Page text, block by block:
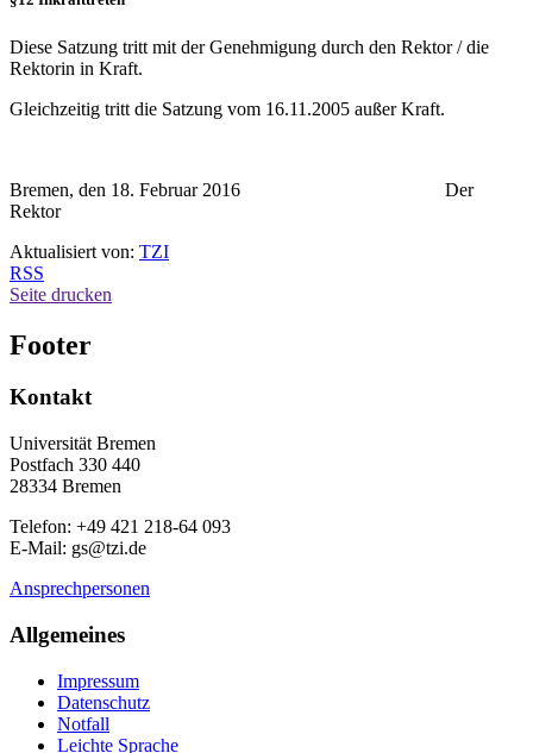
Diese Satzung tritt mit der Genehmigung durch den Rektor / die
Rektorin in Kraft.
Gleichzeitig tritt die Satzung vom 16.11.2005 außer Kraft.
Bremen, den 18. Februar 2016 Der
Rektor
Aktualisiert von: TZI
RSS
Seite drucken
Footer
Kontakt
Universität Bremen
Postfach 330 440
28334 Bremen
Telefon: +49 421 218-64 093
E-Mail: gs@tzi.de
Ansprechpersonen
Allgemeines
Impressum
Datenschutz
Notfall
Leichte Sprache